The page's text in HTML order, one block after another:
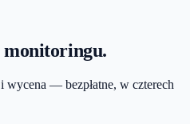
monitoringu.
— bezpłatne, w czterech